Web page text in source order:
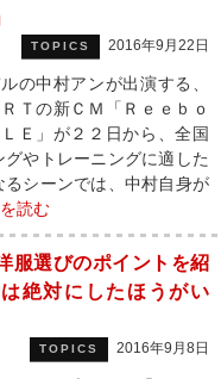
TOPICS 2016年9月22日
の中村アンが出演する、
Ｔの新ＣＭ「Ｒｅｅｂｏ
Ｅ」が２２日から、全国
やトレーニングに適した
シーンでは、中村自身が
読む
服選びのポイントを紹
絶対にしたほうがい
TOPICS 2016年9月8日